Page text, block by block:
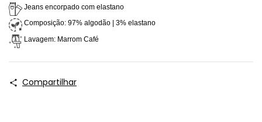
Jeans encorpado com elastano
Composição: 97% algodão | 3% elastano
Lavagem: Marrom Café
Compartilhar